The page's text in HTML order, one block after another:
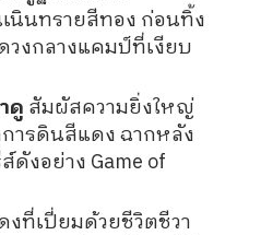
นินทรายสีทอง ก่อนทิ้ง
งกลางแคมป์ที่เงียบ
ดู สัมผัสความยิ่งใหญ่
ารดินสีแดง ฉากหลัง
ดังอย่าง Game of
ที่เปี่ยมด้วยชีวิตชีวา